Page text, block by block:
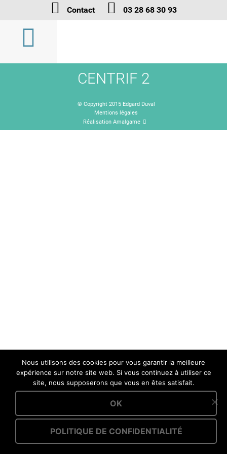
Contact 03 28 68 30 93
CENTRIF 2
© Copyright 2015 Edgard Duval
Mentions légales
Réalisation Amalgame
Nous utilisons des cookies pour vous garantir la meilleure
expérience sur notre site web. Si vous continuez à utiliser ce
site, nous supposerons que vous en êtes satisfait.
OK
POLITIQUE DE CONFIDENTIALITÉ